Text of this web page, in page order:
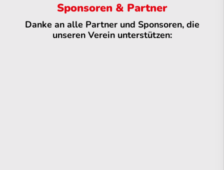
Sponsoren & Partner
Danke an alle Partner und Sponsoren, die
unseren Verein unterstützen: